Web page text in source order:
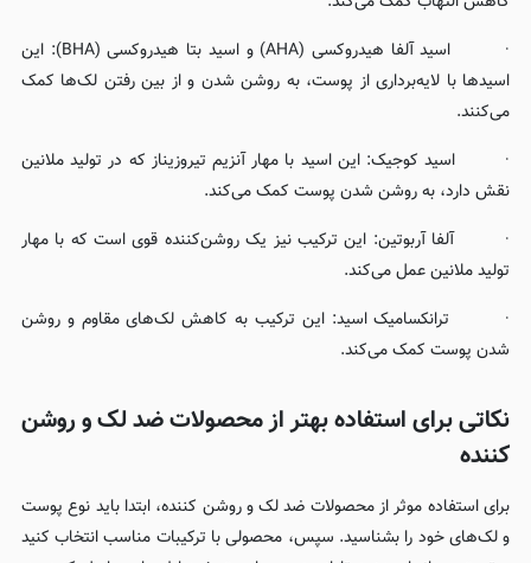
· اسید آلفا هیدروکسی (AHA) و اسید بتا هیدروکسی (BHA): این
اسیدها با لایه‌برداری از پوست، به روشن شدن و از بین رفتن لک‌ها کمک
می‌کنند.
· اسید کوجیک: این اسید با مهار آنزیم تیروزیناز که در تولید ملانین
نقش دارد، به روشن شدن پوست کمک می‌کند.
· آلفا آربوتین: این ترکیب نیز یک روشن‌کننده قوی است که با مهار
تولید ملانین عمل می‌کند.
· ترانکسامیک اسید: این ترکیب به کاهش لک‌های مقاوم و روشن
شدن پوست کمک می‌کند.
نکاتی برای استفاده بهتر از محصولات ضد لک و روشن
کننده
برای استفاده موثر از محصولات ضد لک و روشن کننده، ابتدا باید نوع پوست
و لک‌های خود را بشناسید. سپس، محصولی با ترکیبات مناسب انتخاب کنید